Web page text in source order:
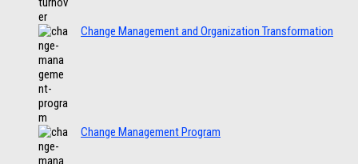
Change Management and Organization Transformation
Change Management Program